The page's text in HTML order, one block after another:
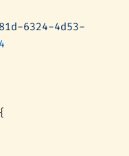
6324-4d53-ad4f-